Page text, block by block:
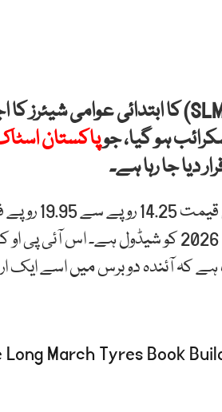
ہو گیا، جوپاکستان
دیا جا رہا ہے۔
کمپنی کی
کہ آئندہ دو برس میں اسے ایک
Long March Tyres Book